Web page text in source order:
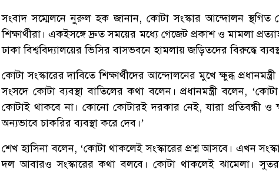
সংবাদ সম্মেলনে নুরুল হক জানান, কোটা সংস্কার আন্দোলন
শিক্ষার্থীরা। একইসঙ্গে দ্রুত সময়ের মধ্যে গেজেট প্রকাশ ও মামলা
ঢাকা বিশ্ববিদ্যালয়ের ভিসির বাসভবনে হামলায় জড়িতদের বিরুদ্ধে
কোটা সংস্কারের দাবিতে শিক্ষার্থীদের আন্দোলনের মুখে ক্ষুব্ধ
সংসদে কোটা ব্যবস্থা বাতিলের কথা বলেন। প্রধানমন্ত্রী বলেন,
কোটাই থাকবে না। কোনো কোটারই দরকার নেই, যারা প্রতিবন্ধী ও
অন্যভাবে চাকরির ব্যবস্থা করে দেব।’
শেখ হাসিনা বলেন, ‘কোটা থাকলেই সংস্কারের প্রশ্ন আসবে। এখন
দল আবারও সংস্কারের কথা বলবে। কোটা থাকলেই ঝামেলা।